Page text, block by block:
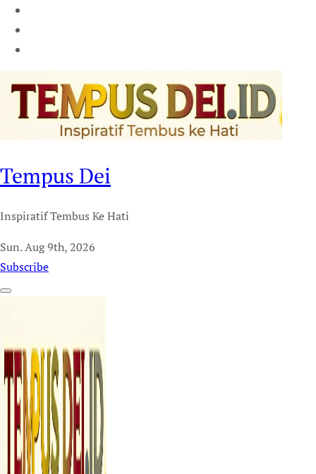
Tempus Dei
Inspiratif Tembus Ke Hati
Sun. Aug 9th, 2026
Subscribe